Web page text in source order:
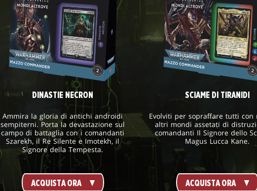
DINASTIE NECRON
Ammira la gloria di antichi androidi
sempiterni. Porta la devastazione sul
campo di battaglia con i comandanti
Szarekh, il Re Silente e Imotekh, il
Signore della Tempesta.
ACQUISTA ORA
SCIAME DI TIRANIDI
Evolviti per sopraffare tutti con
altri mondi assetati di
comandanti Il Signore dello
Magus Lucca Kane.
ACQUISTA ORA